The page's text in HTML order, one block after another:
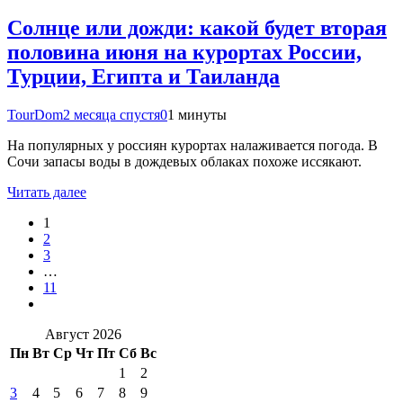
Солнце или дожди: какой будет вторая
половина июня на курортах России,
Турции, Египта и Таиланда
TourDom2 месяца спустя01 минуты
На популярных у россиян курортах налаживается погода. В
Сочи запасы воды в дождевых облаках похоже иссякают.
Читать далее
1
2
3
…
11
Август 2026
Пн Вт Ср Чт Пт Сб Вс
1
2
3
4 5 6 7 8 9